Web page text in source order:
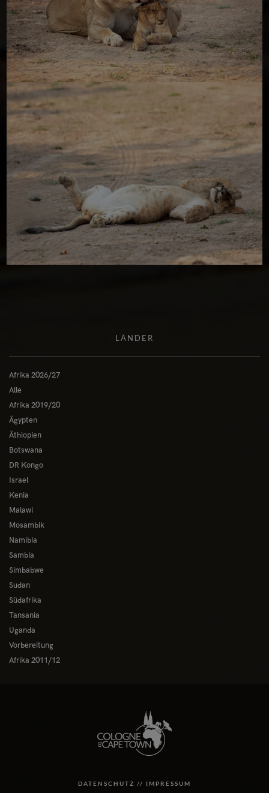
LÄNDER
Afrika 2026/27
Alle
Afrika 2019/20
Ägypten
Äthiopien
Botswana
DR Kongo
Israel
Kenia
Malawi
Mosambik
Namibia
Sambia
Simbabwe
Sudan
Südafrika
Tansania
Uganda
Vorbereitung
Afrika 2011/12
DATENSCHUTZ // IMPRESSUM